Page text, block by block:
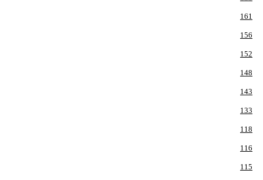
161
156
152
148
143
133
118
116
115